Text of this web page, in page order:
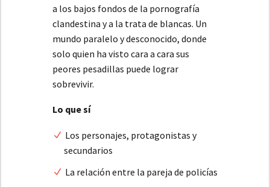
a los bajos fondos de la pornografía
clandestina y a la trata de blancas. Un
mundo paralelo y desconocido, donde
solo quien ha visto cara a cara sus
peores pesadillas puede lograr
sobrevivir.
Lo que sí
Los personajes, protagonistas y
secundarios
La relación entre la pareja de policías